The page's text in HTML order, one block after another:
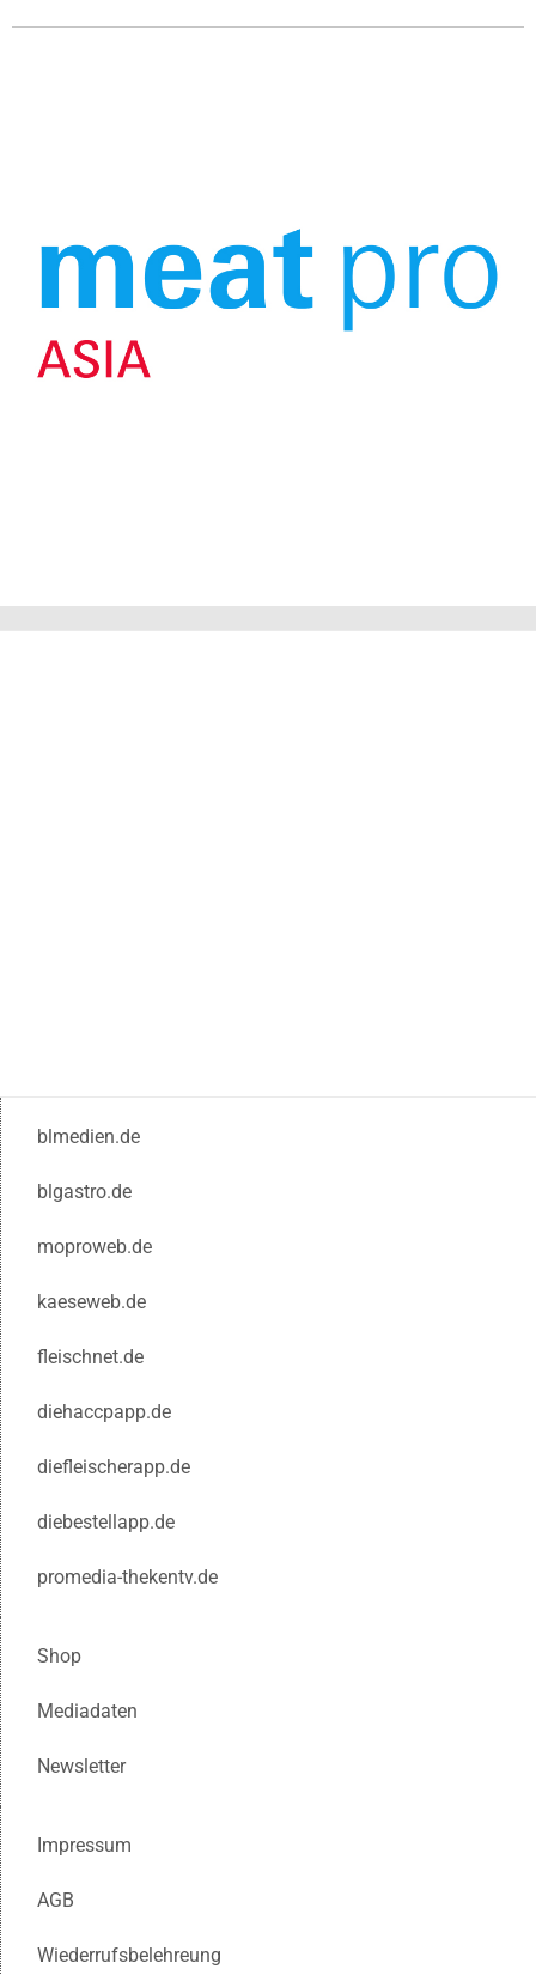
blmedien.de
blgastro.de
moproweb.de
kaeseweb.de
fleischnet.de
diehaccpapp.de
diefleischerapp.de
diebestellapp.de
promedia-thekentv.de
Shop
Mediadaten
Newsletter
Impressum
AGB
Wiederrufsbelehreung